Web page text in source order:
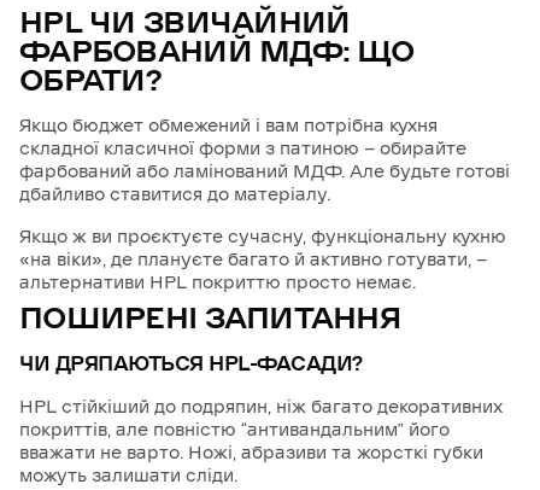
HPL ЧИ ЗВИЧАЙНИЙ
ФАРБОВАНИЙ МДФ: ЩО
ОБРАТИ?
Якщо бюджет обмежений і вам потрібна кухня
складної класичної форми з патиною — обирайте
фарбований або ламінований МДФ. Але будьте готові
дбайливо ставитися до матеріалу.
Якщо ж ви проєктуєте сучасну, функціональну кухню
«на віки», де плануєте багато й активно готувати, —
альтернативи HPL покриттю просто немає.
ПОШИРЕНІ ЗАПИТАННЯ
ЧИ ДРЯПАЮТЬСЯ HPL-ФАСАДИ?
HPL стійкіший до подряпин, ніж багато декоративних
покриттів, але повністю “антивандальним” його
вважати не варто. Ножі, абразиви та жорсткі губки
можуть залишати сліди.